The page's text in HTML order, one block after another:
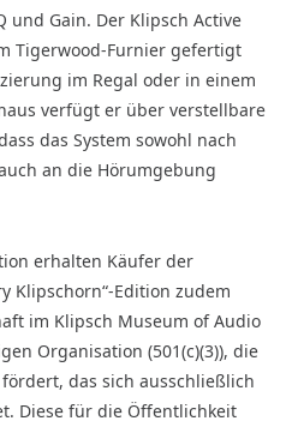
und Gain. Der Klipsch Active
Tigerwood-Furnier gefertigt
im Regal oder in einem
verfügt er über verstellbare
das System sowohl nach
an die Hörumgebung
erhalten Käufer der
Klipschorn“-Edition zudem
im Klipsch Museum of Audio
Organisation (501(c)(3)), die
das sich ausschließlich
Diese für die Öffentlichkeit